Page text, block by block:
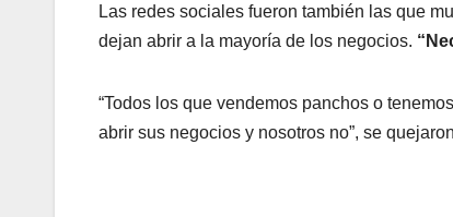
Las redes sociales fueron también las que
dejan abrir a la mayoría de los negocios.
“Todos los que vendemos panchos o
abrir sus negocios y nosotros no”, se